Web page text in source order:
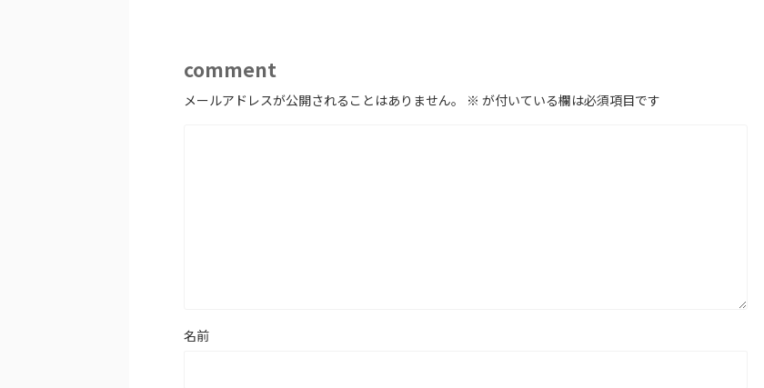
comment
メールアドレスが公開されることはありません。 ※ が付いている欄は必須項目です
名前